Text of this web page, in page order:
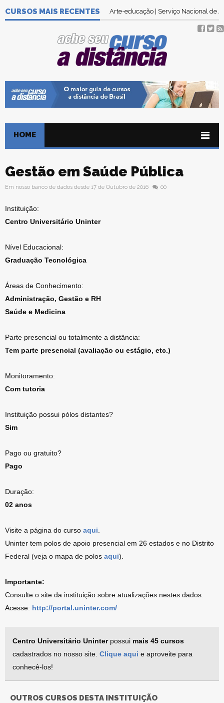
CURSOS MAIS RECENTES Arte-educação | Serviço Nacional de
HOME
Gestão em Saúde Pública
Em nosso banco de dados desde 17 de Outubro de 2016 00
Instituição:
Centro Universitário Uninter
Nível Educacional:
Graduação Tecnológica
Áreas de Conhecimento:
Administração, Gestão e RH
Saúde e Medicina
Parte presencial ou totalmente a distância:
Tem parte presencial (avaliação ou estágio, etc.)
Monitoramento:
Com tutoria
Instituição possui pólos distantes?
Sim
Pago ou gratuito?
Pago
Duração:
02 anos
Visite a página do curso aqui
Uninter tem polos de apoio presencial em 26 estados e no Distrito
Federal (veja o mapa de polos aqui).
Importante:
Consulte o site da instituição sobre atualizações nestes dados.
Acesse: http://portal.uninter.com/
Centro Universitário Uninterpossui mais 45 cursos
cadastrados no nosso site. Clique aqui e aproveite para
conhecê-los!
OUTROS CURSOS DESTA INSTITUIÇÃO